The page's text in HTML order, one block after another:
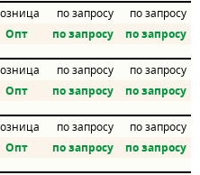
по запросу
по запросу
Опт по запросу по запросу
по запросу
по запросу
Опт по запросу по запросу
по запросу
по запросу
Опт по запросу по запросу